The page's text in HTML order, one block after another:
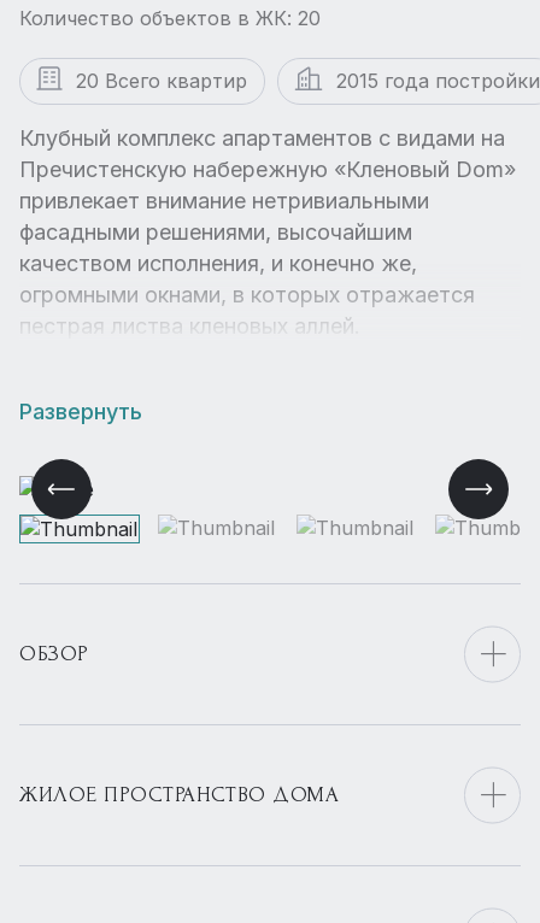
Количество объектов в ЖК: 20
20 Всего квартир 2015 года постройки
Клубный комплекс апартаментов с видами на
Пречистенскую набережную «Кленовый Dom»
привлекает внимание нетривиальными
фасадными решениями, высочайшим
качеством исполнения, и конечно же,
огромными окнами, в которых отражается
пестрая листва кленовых аллей.
Развернуть
ОБЗОР
ЖИЛОЕ ПРОСТРАНСТВО ДОМА